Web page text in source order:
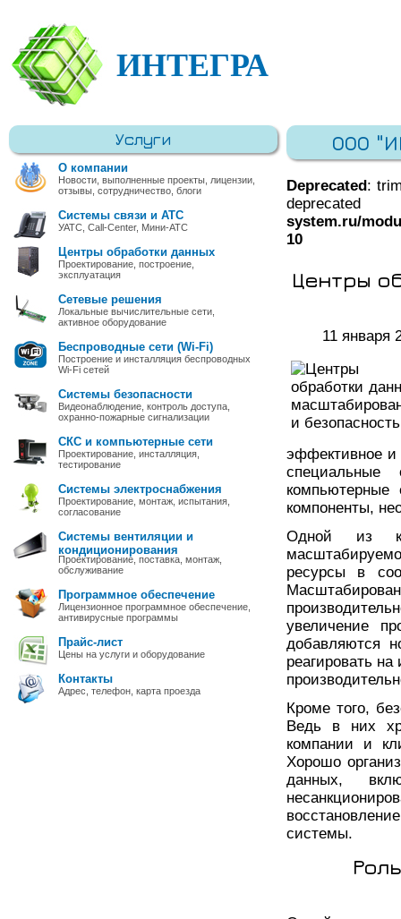
ИНТЕГРА
Услуги
О компании
Новости, выполненные проекты, лицензии,
отзывы, сотрудничество, блоги
Системы связи и АТС
УАТС, Call-Center, Мини-АТС
Центры обработки данных
Проектирование, построение,
эксплуатация
Сетевые решения
Локальные вычислительные сети,
активное оборудование
Беспроводные сети (Wi-Fi)
Построение и инсталляция беспроводных
Wi-Fi сетей
Системы безопасности
Видеонаблюдение, контроль доступа,
охранно-пожарные сигнализации
СКС и компьютерные сети
Проектирование, инсталляция,
тестирование
Системы электроснабжения
Проектирование, монтаж, испытания,
согласование
Системы вентиляции и
кондиционирования
Проектирование, поставка, монтаж,
обслуживание
Программное обеспечение
Лицензионное программное обеспечение,
антивирусные программы
Прайс-лист
Цены на услуги и оборудование
Контакты
Адрес, телефон, карта проезда
ООО
Deprecated:
system.ru/
10
Центры
11 января
эффективное и
компьютерные
компоненты,
Одной из
ресурсы в
увеличение
добавляются
реагировать
Кроме того,
Ведь в них
компании и
Хорошо
данных,
системы.